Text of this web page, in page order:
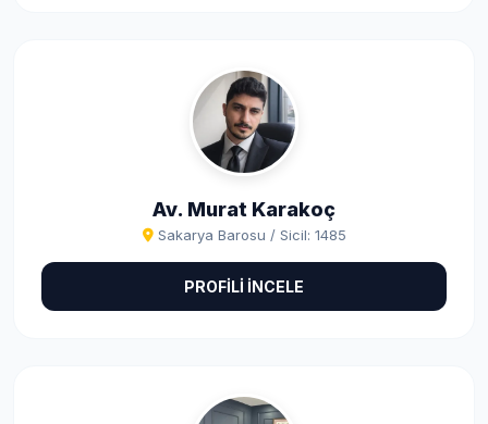
Av. Murat Karakoç
Sakarya Barosu / Sicil: 1485
PROFİLİ İNCELE